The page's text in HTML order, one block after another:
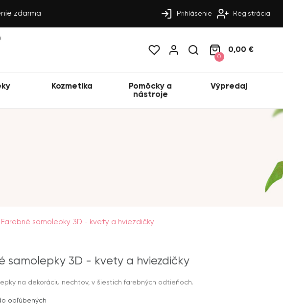
zdarma Prihlásenie Registrácia
0
0,00 €
Kozmetika
Pomôcky a
nástroje
Výpredaj
Farebné samolepky 3D - kvety a hviezdičky
samolepky 3D - kvety a hviezdičky
na dekoráciu nechtov, v šiestich farebných odtieňoch.
obľúbených